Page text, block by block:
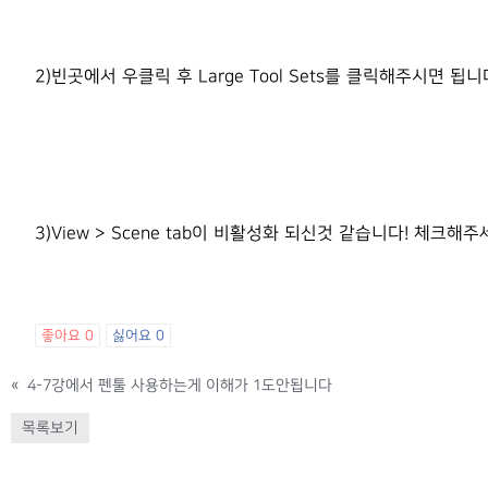
2)빈곳에서 우클릭 후 Large Tool Sets를 클릭해주시면 됩니
3)View > Scene tab이 비활성화 되신것 같습니다! 체크해주
좋아요 0 싫어요 0
« 4-7강에서 펜툴 사용하는게 이해가 1도안됩니다
목록보기